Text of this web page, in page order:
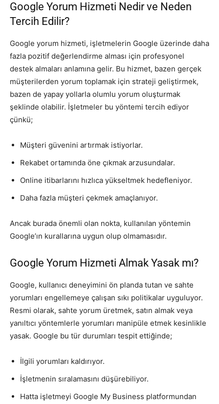
Google Yorum Hizmeti Nedir ve Neden
Tercih Edilir?
Google yorum hizmeti, işletmelerin Google üzerinde daha
fazla pozitif değerlendirme alması için profesyonel
destek almaları anlamına gelir. Bu hizmet, bazen gerçek
müşterilerden yorum toplamak için strateji geliştirmek,
bazen de yapay yollarla olumlu yorum oluşturmak
şeklinde olabilir. İşletmeler bu yöntemi tercih ediyor
çünkü;
Müşteri güvenini artırmak istiyorlar.
Rekabet ortamında öne çıkmak arzusundalar.
Online itibarlarını hızlıca yükseltmek hedefleniyor.
Daha fazla müşteri çekmek amaçlanıyor.
Ancak burada önemli olan nokta, kullanılan yöntemin
Google’ın kurallarına uygun olup olmamasıdır.
Google Yorum Hizmeti Almak Yasak mı?
Google, kullanıcı deneyimini ön planda tutan ve sahte
yorumları engellemeye çalışan sıkı politikalar uyguluyor.
Resmi olarak, sahte yorum üretmek, satın almak veya
yanıltıcı yöntemlerle yorumları manipüle etmek kesinlikle
yasak. Google bu tür durumları tespit ettiğinde;
İlgili yorumları kaldırıyor.
İşletmenin sıralamasını düşürebiliyor.
Hatta işletmeyi Google My Business platformundan